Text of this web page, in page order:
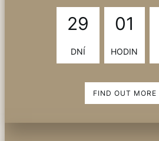
29
DNÍ
01
HODIN
FIND OUT MORE